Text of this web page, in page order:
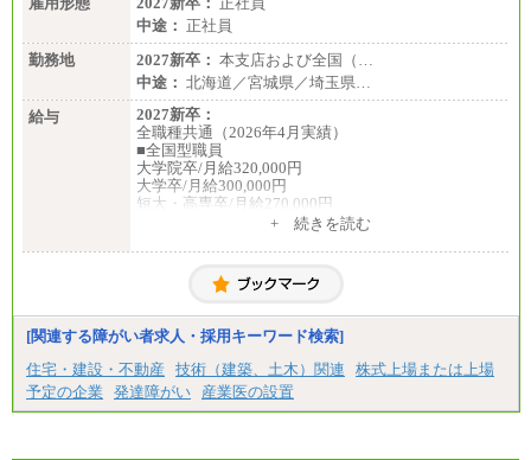
中途： 正社員
勤務地
2027新卒： 本支店および全国（…
中途： 北海道／宮城県／埼玉県…
給与
2027新卒：
全職種共通（2026年4月実績）
■全国型職員
大学院卒/月給320,000円
大学卒/月給300,000円
短大・高専卒/月給270,000円
大学院卒/月給256,000円～288,000円
大学卒/月給240,000円～270,000円
短大・高専卒/月給216,000円～243,000円
■特定職員※
大学院卒/月給234,000円～263,000円
大学卒/月給219,000円～246,000円
短大・高専卒/月給197,000円～222,000円
※拠点型職員、特定職員の給与は、生活の拠点が定
+ 続きを読む
[関連する障がい者求人・採用キーワード検索]
住宅・建設・不動産
技術（建築、土木）関連
株式上場または上場
予定の企業
発達障がい 産業医の設置